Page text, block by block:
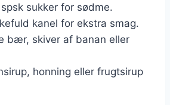
sukker for sødme.
kanel for ekstra smag.
bær, skiver af banan eller
honning eller frugtsirup